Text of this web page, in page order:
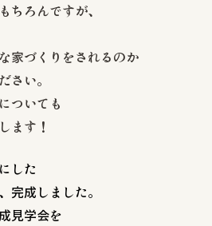
ちろんですが、
家づくりをされるのか
さい。
ついても
ます！
した
完成しました。
見学会を